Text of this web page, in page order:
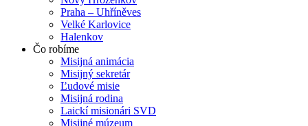
Praha – Uhříněves
Velké Karlovice
Halenkov
Čo robíme
Misijná animácia
Misijný sekretár
Ľudové misie
Misijná rodina
Laickí misionári SVD
Misijné múzeum